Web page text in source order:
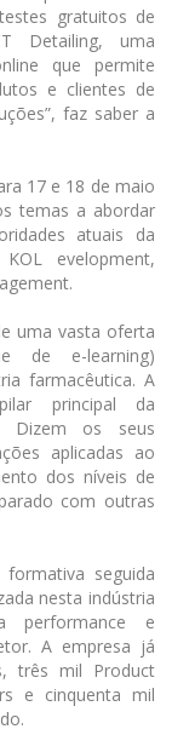
gratuitos de
Detailing, uma
que permite
e clientes de
faz saber a
17 e 18 de maio
temas a abordar
atuais da
evelopment,
uma vasta oferta
de e-learning)
farmacêutica. A
principal da
Dizem os seus
aplicadas ao
dos níveis de
com outras
seguida
nesta indústria
e
A empresa já
três mil Product
e cinquenta mil